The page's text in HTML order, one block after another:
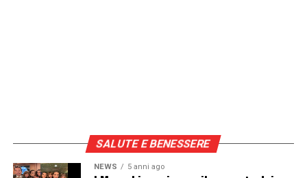
SALUTE E BENESSERE
NEWS 5 anni ago